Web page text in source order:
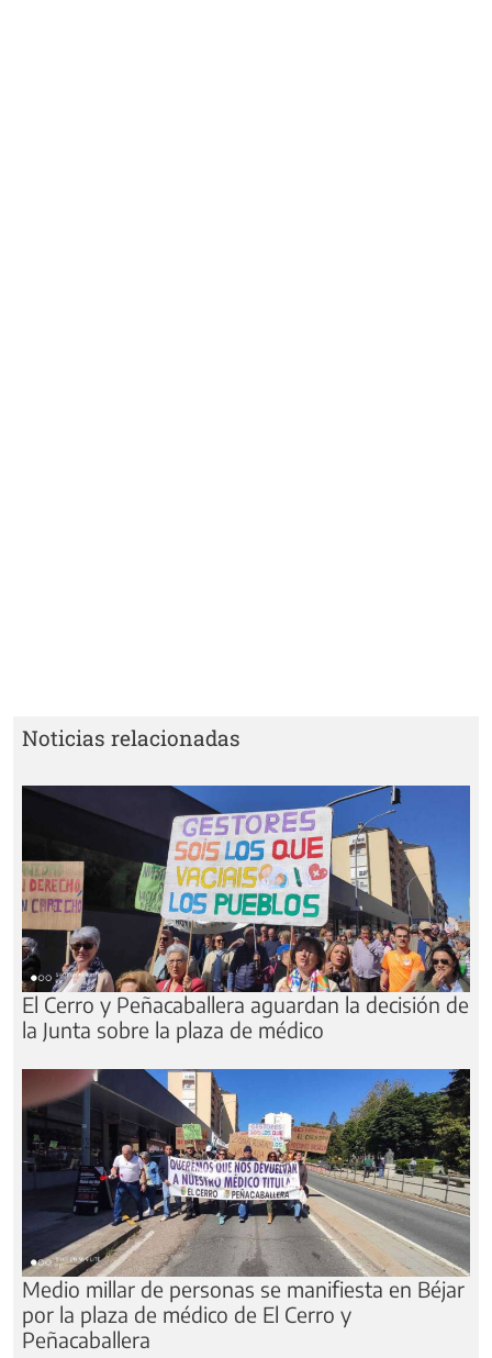
Noticias relacionadas
El Cerro y Peñacaballera aguardan la decisión de
la Junta sobre la plaza de médico
Medio millar de personas se manifiesta en Béjar
por la plaza de médico de El Cerro y
Peñacaballera